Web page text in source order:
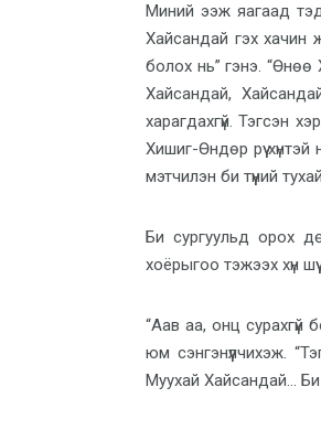
Миний ээж яагаад
Хайсандай гэх хачин
болох нь” гэнэ. “Өнөө
Хайсандай,
харагдахгүй. Тэгсэн
Хишиг-Өндөр рүү
мэтчилэн би түүний
Би сургуульд орох
хоёрыгоо тэжээх хүн
“Аав аа, онц
юм сэнгэнүүлчихэж.
Муухай Хайсандай…